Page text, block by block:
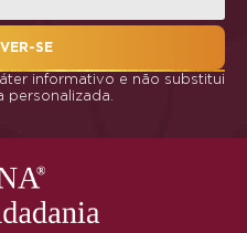
SE
informativo e não substitui
personalizada.